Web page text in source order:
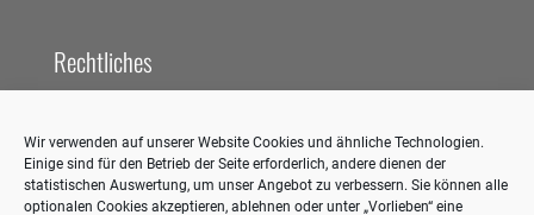
Wir verwenden auf unserer Website Cookies und ähnliche Technologien.
Einige sind für den Betrieb der Seite erforderlich, andere dienen der
statistischen Auswertung, um unser Angebot zu verbessern. Sie können alle
optionalen Cookies akzeptieren, ablehnen oder unter „Vorlieben“ eine
Rechtliches
Datenschutzerklärung